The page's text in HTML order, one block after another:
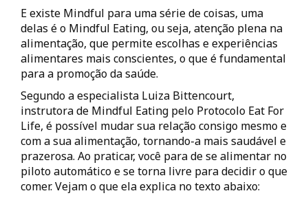
E existe Mindful para uma série de coisas, uma
delas é o Mindful Eating, ou seja, atenção plena na
alimentação, que permite escolhas e experiências
alimentares mais conscientes, o que é fundamental
para a promoção da saúde.
Segundo a especialista Luiza Bittencourt,
instrutora de Mindful Eating pelo Protocolo Eat For
Life, é possível mudar sua relação consigo mesmo e
com a sua alimentação, tornando-a mais saudável e
prazerosa. Ao praticar, você para de se alimentar no
piloto automático e se torna livre para decidir o que
comer. Vejam o que ela explica no texto abaixo: